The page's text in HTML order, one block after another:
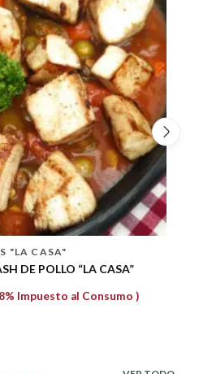
"LA CASA"
LOMO ÁRABE
Impuesto al Consumo )